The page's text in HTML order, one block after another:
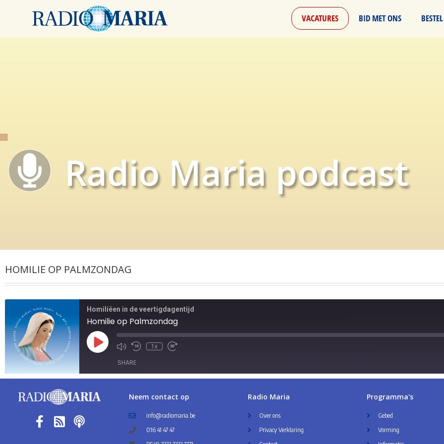
VACATURES BID MET ONS BESTEL
Radio Maria podcast
HOMILIE OP PALMZONDAG
Homiliëen in de veertigdagentijd
Homilie op Palmzondag
1x
SHARE
SHARE Neem contact op
info@radiomaria.be
016 41 47 47
Radio Maria
Over ons
Privacy Verklaring
Programma's
Gebed
Vorming